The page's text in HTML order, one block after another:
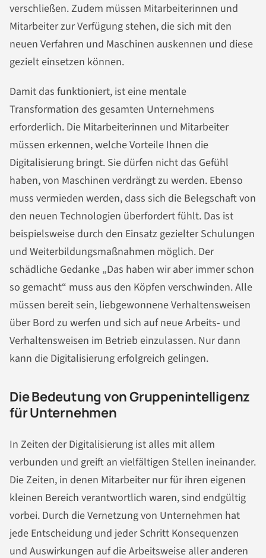
verschließen. Zudem müssen Mitarbeiterinnen und
Mitarbeiter zur Verfügung stehen, die sich mit den
neuen Verfahren und Maschinen auskennen und diese
gezielt einsetzen können.
Damit das funktioniert, ist eine mentale
Transformation des gesamten Unternehmens
erforderlich. Die Mitarbeiterinnen und Mitarbeiter
müssen erkennen, welche Vorteile Ihnen die
Digitalisierung bringt. Sie dürfen nicht das Gefühl
haben, von Maschinen verdrängt zu werden. Ebenso
muss vermieden werden, dass sich die Belegschaft von
den neuen Technologien überfordert fühlt. Das ist
beispielsweise durch den Einsatz gezielter Schulungen
und Weiterbildungsmaßnahmen möglich. Der
schädliche Gedanke „Das haben wir aber immer schon
so gemacht“ muss aus den Köpfen verschwinden. Alle
müssen bereit sein, liebgewonnene Verhaltensweisen
über Bord zu werfen und sich auf neue Arbeits- und
Verhaltensweisen im Betrieb einzulassen. Nur dann
kann die Digitalisierung erfolgreich gelingen.
Die Bedeutung von Gruppenintelligenz
für Unternehmen
In Zeiten der Digitalisierung ist alles mit allem
verbunden und greift an vielfältigen Stellen ineinander.
Die Zeiten, in denen Mitarbeiter nur für ihren eigenen
kleinen Bereich verantwortlich waren, sind endgültig
vorbei. Durch die Vernetzung von Unternehmen hat
jede Entscheidung und jeder Schritt Konsequenzen
und Auswirkungen auf die Arbeitsweise aller anderen